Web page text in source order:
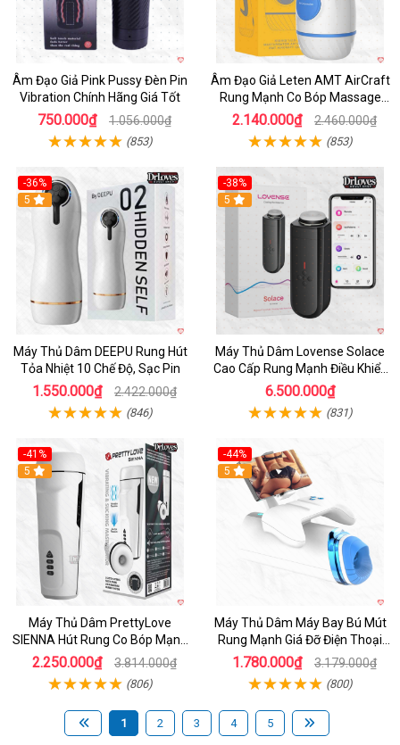
Âm Đạo Giả Pink Pussy Đèn Pin
Vibration Chính Hãng Giá Tốt
750.000₫ 1.056.000₫
(853)
Âm Đạo Giả Leten AMT AirCraft
Rung Mạnh Co Bóp Massage
Êm Ái
2.140.000₫ 2.460.000₫
(853)
-36%
Hot
5
Máy Thủ Dâm DEEPU Rung Hút
Tỏa Nhiệt 10 Chế Độ, Sạc Pin
1.550.000₫ 2.422.000₫
(846)
-38%
Hot
5
Máy Thủ Dâm Lovense Solace
Cao Cấp Rung Mạnh Điều Khiển
App
6.500.000₫
(831)
-41%
Hot
5
Máy Thủ Dâm PrettyLove
SIENNA Hút Rung Co Bóp Mạnh
Mẽ Nam
2.250.000₫ 3.814.000₫
(806)
-44%
Hot
5
Máy Thủ Dâm Máy Bay Bú Mút
Rung Mạnh Giá Đỡ Điện Thoại
Chính Hãng
1.780.000₫ 3.179.000₫
(800)
1 2 3 4 5